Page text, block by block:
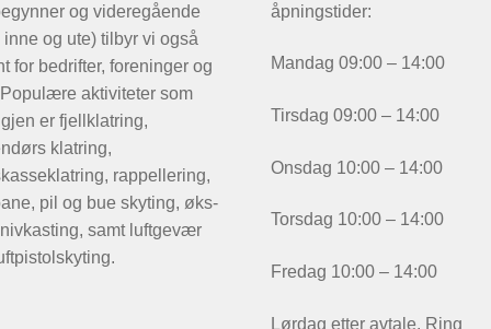
og videregående
inne og ute) tilbyr vi også
for bedrifter, foreninger og
aktiviteter som
er fjellklatring,
klatring,
rappellering,
pil og bue skyting, øks-
samt luftgevær
åpningstider:
Mandag 09:00 – 14:00
Tirsdag 09:00 – 14:00
Onsdag 10:00 – 14:00
Torsdag 10:00 – 14:00
Fredag 10:00 – 14:00
Lørdag etter avtale. Ring